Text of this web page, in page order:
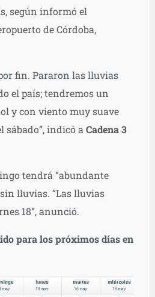
según informó el
de Córdoba,
fin. Pararon las lluvias
el país; tendremos un
y con viento muy suave
sábado”, indicó a Cadena 3
tendrá “abundante
lluvias. “Las lluvias
18”, anunció.
para los próximos días en